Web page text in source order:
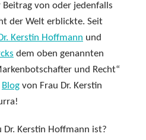
von oder jedenfalls
der Welt erblickte. Seit
Kerstin Hoffmann und
dem oben genannten
und Recht“
Blog von Frau Dr. Kerstin
Dr. Kerstin Hoffmann ist?